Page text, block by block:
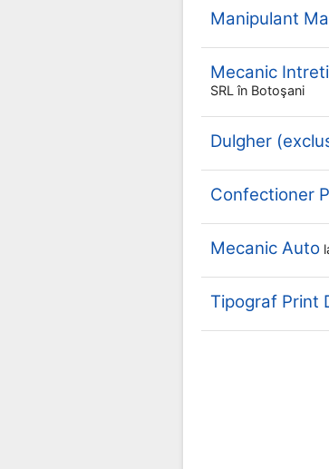
Manipulant
Mecanic
SRL în Botoşani
Dulgher
Confectioner
Mecanic Auto
Tipograf Print